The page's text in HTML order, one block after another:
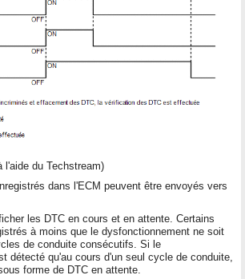
l'aide du Techstream)
dans l'ECM peuvent être envoyés vers
les DTC en cours et en attente. Certains
à moins que le dysfonctionnement ne soit
de conduite consécutifs. Si le
détecté qu'au cours d'un seul cycle de conduite,
forme de DTC en attente.